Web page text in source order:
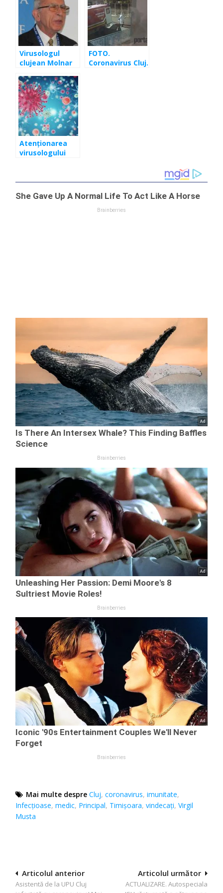
Nicolae Hâncu
explică ce să
faceţi şi ce nu
consultaţi
medicul în caz
de suspiciune
de coronavirus
Virusologul
clujean Molnar
pandemia. În
România vor fi
două vârfuri ale
epidemiei de
coronavirus
FOTO.
Coronavirus Cluj.
Atenţionarea
virusologului
de virusuri şi
pregătesc să
Mai multe despre Cluj,coronavirus,imunitate,
Infecţioase,medic, Principal, Timișoara,vindecați,Virgil
Musta
Navigare
în
Articolul următor
ACTUALIZARE. Autospeciala
Articolul anterior
Asistentă de la UPU Cluj